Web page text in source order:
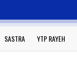
SASTRA YTP RAYEH